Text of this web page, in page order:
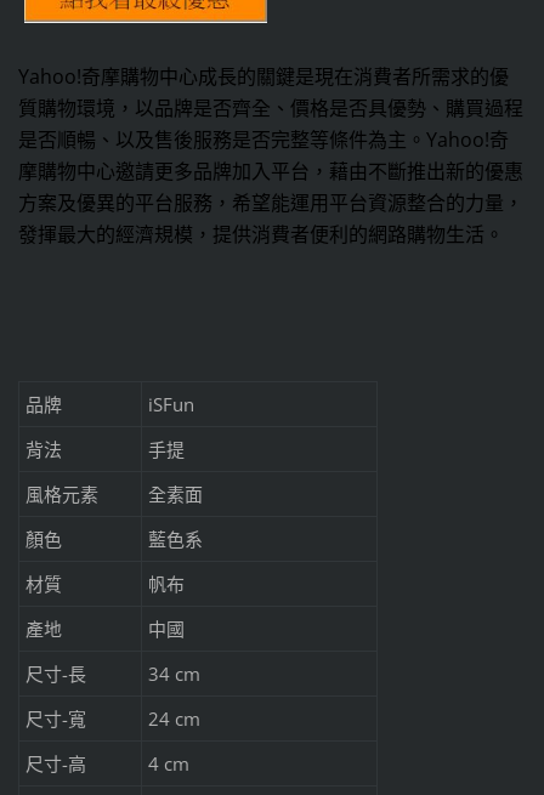
Yahoo!奇摩購物中心成長的關鍵是現在消費者所需求的優
質購物環境，以品牌是否齊全、價格是否具優勢、購買過程
是否順暢、以及售後服務是否完整等條件為主。Yahoo!奇
摩購物中心邀請更多品牌加入平台，藉由不斷推出新的優惠
方案及優異的平台服務，希望能運用平台資源整合的力量，
發揮最大的經濟規模，提供消費者便利的網路購物生活。
品牌
iSFun
背法
手提
風格元素
全素面
顏色
藍色系
材質
帆布
產地
中國
尺寸-長
34 cm
尺寸-寬
24 cm
尺寸-高
4 cm